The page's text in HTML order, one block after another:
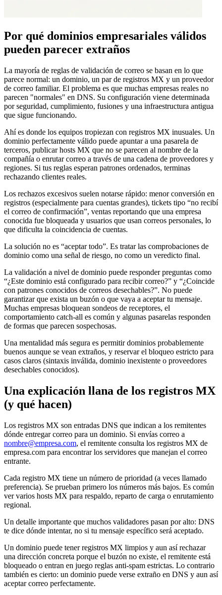
Por qué dominios empresariales válidos
pueden parecer extraños
La mayoría de reglas de validación de correo se basan en lo que
parece normal: un dominio, un par de registros MX y un proveedor
de correo familiar. El problema es que muchas empresas reales no
parecen "normales" en DNS. Su configuración viene determinada
por seguridad, cumplimiento, fusiones y una infraestructura antigua
que sigue funcionando.
Ahí es donde los equipos tropiezan con registros MX inusuales. Un
dominio perfectamente válido puede apuntar a una pasarela de
terceros, publicar hosts MX que no se parecen al nombre de la
compañía o enrutar correo a través de una cadena de proveedores y
regiones. Si tus reglas esperan patrones ordenados, terminas
rechazando clientes reales.
Los rechazos excesivos suelen notarse rápido: menor conversión en
registros (especialmente para cuentas grandes), tickets tipo “no recibí
el correo de confirmación”, ventas reportando que una empresa
conocida fue bloqueada y usuarios que usan correos personales, lo
que dificulta la coincidencia de cuentas.
La solución no es “aceptar todo”. Es tratar las comprobaciones de
dominio como una señal de riesgo, no como un veredicto final.
La validación a nivel de dominio puede responder preguntas como
“¿Este dominio está configurado para recibir correo?” y “¿Coincide
con patrones conocidos de correos desechables?”. No puede
garantizar que exista un buzón o que vaya a aceptar tu mensaje.
Muchas empresas bloquean sondeos de receptores, el
comportamiento catch-all es común y algunas pasarelas responden
de formas que parecen sospechosas.
Una mentalidad más segura es permitir dominios probablemente
buenos aunque se vean extraños, y reservar el bloqueo estricto para
casos claros (sintaxis inválida, dominio inexistente o proveedores
desechables conocidos).
Una explicación llana de los registros MX
(y qué hacen)
Los registros MX son entradas DNS que indican a los remitentes
dónde entregar correo para un dominio. Si envías correo a
nombre@empresa.com, el remitente consulta los registros MX de
empresa.com para encontrar los servidores que manejan el correo
entrante.
Cada registro MX tiene un número de prioridad (a veces llamado
preferencia). Se prueban primero los números más bajos. Es común
ver varios hosts MX para respaldo, reparto de carga o enrutamiento
regional.
Un detalle importante que muchos validadores pasan por alto: DNS
te dice dónde intentar, no si tu mensaje específico será aceptado.
Un dominio puede tener registros MX limpios y aun así rechazar
una dirección concreta porque el buzón no existe, el remitente está
bloqueado o entran en juego reglas anti-spam estrictas. Lo contrario
también es cierto: un dominio puede verse extraño en DNS y aun así
aceptar correo perfectamente.